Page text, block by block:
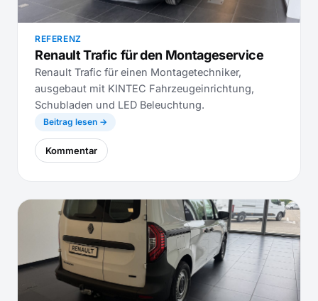
REFERENZ
Renault Trafic für den Montageservice
Renault Trafic für einen Montagetechniker,
ausgebaut mit KINTEC Fahrzeugeinrichtung,
Schubladen und LED Beleuchtung.
Beitrag lesen →
Kommentar